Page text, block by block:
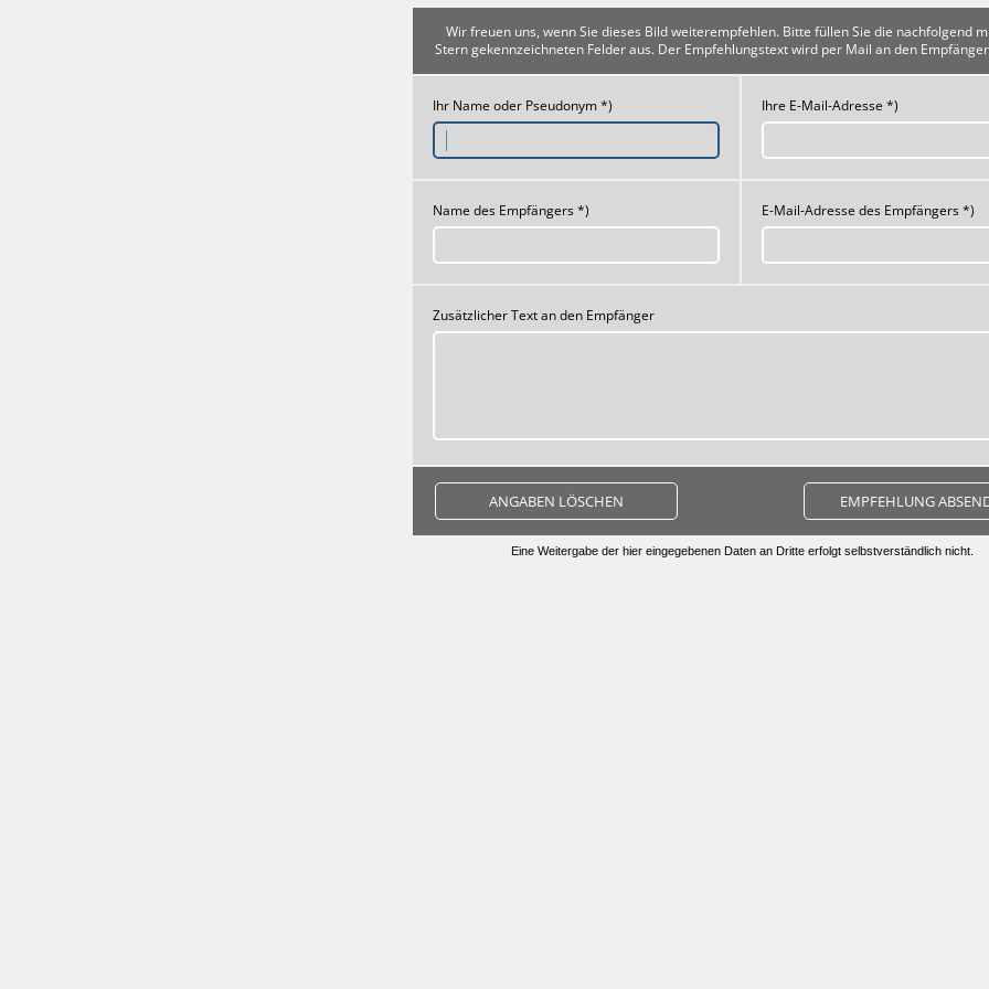
Wir freuen uns, wenn Sie dieses Bild weiterempfehlen. Bitte füllen Sie die nachfolgend
Stern gekennzeichneten Felder aus. Der Empfehlungstext wird per Mail an den
Ihr Name oder Pseudonym *) Ihre E-Mail-Adresse *)
Name des Empfängers *) E-Mail-Adresse des Empfängers *)
Zusätzlicher Text an den Empfänger
ANGABEN LÖSCHEN EMPFEHLUNG
Eine Weitergabe der hier eingegebenen Daten an Dritte erfolgt selbstverständlich nicht.